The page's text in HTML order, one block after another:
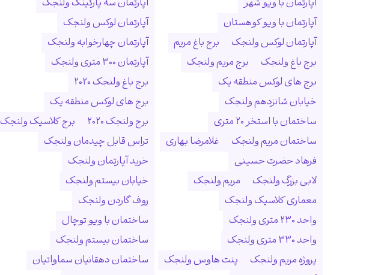
آپارتمان با ویو کوهستان
آپارتمان لوکس ولنجک
برج باغ مریم
برج باغ ولنجک
برج مریم ولنجک
برج های لوکس منطقه یک
خیابان شانزدهم ولنجک
ساختمان با استخر ۲۰ متری
ساختمان مریم ولنجک
غلامرضا بهاری
فرهاد حضرت حسینی
لابی بزرگ ولنجک
مریم ولنجک
معماری کلاسیک ولنجک
واحد ۲۳۰ متری ولنجک
واحد ۳۳۰ متری ولنجک
پروژه مریم ولنجک
پنت هاوس ولنجک
آپارتمان لوکس ولنجک
آپارتمان چهارخوابه ولنجک
آپارتمان ۳۰۰ متری ولنجک
برج باغ ولنجک ۲۰۲۰
برج های لوکس منطقه یک
برج ولنجک ۲۰۲۰
برج کلاسیک ولنجک
تراس قابل چیدمان ولنجک
خرید آپارتمان ولنجک
خیابان بیستم ولنجک
روف گاردن ولنجک
ساختمان با ویو توچال
ساختمان بیستم ولنجک
ساختمان دهقانیان سماواتیان